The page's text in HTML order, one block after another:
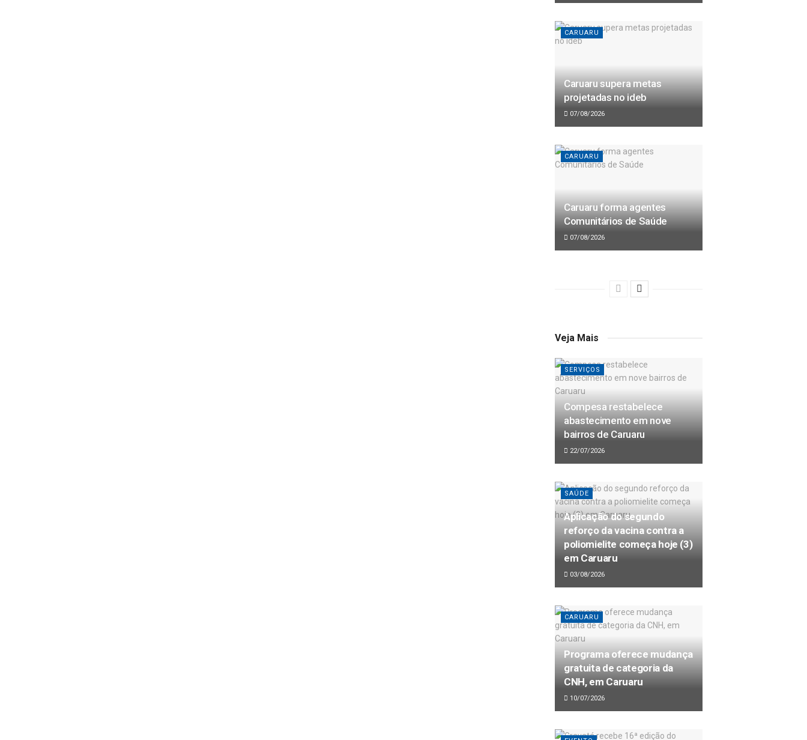
CARUARU
Caruaru supera metas
projetadas no ideb
07/08/2026
CARUARU
Caruaru forma agentes
Comunitários de Saúde
07/08/2026
Veja Mais
SERVIÇOS
Compesa restabelece
abastecimento em nove
bairros de Caruaru
22/07/2026
SAÚDE
Aplicação do segundo
reforço da vacina contra a
poliomielite começa hoje (3)
em Caruaru
03/08/2026
CARUARU
Programa oferece mudança
gratuita de categoria da
CNH, em Caruaru
10/07/2026